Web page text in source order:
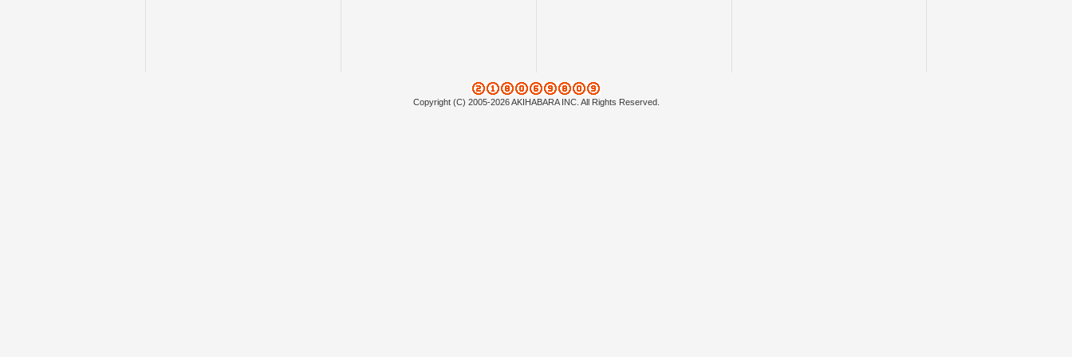
Copyright (C) 2005-2026 AKIHABARA INC. All Rights Reserved.